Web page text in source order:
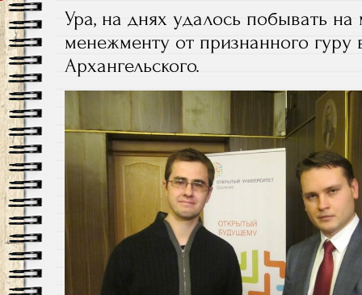
Ура, на днях удалось побывать на
менежменту от признанного гуру
Архангельского.